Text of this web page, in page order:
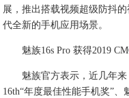
展，推出搭载视频超级防抖的
代全新的手机应用场景。
魅族16s Pro 获得2019
魅族官方表示，近几年
16th“年度最佳性能手机奖”、